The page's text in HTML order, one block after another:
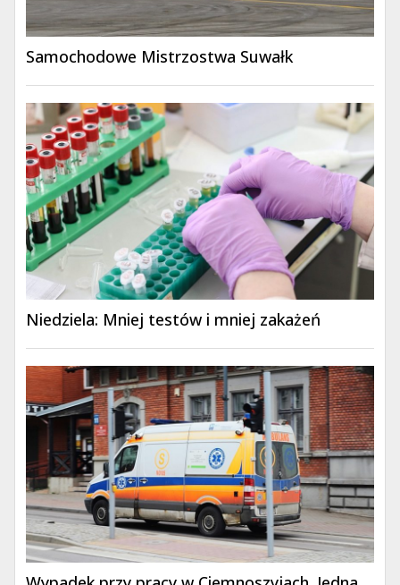
Samochodowe Mistrzostwa Suwałk
Niedziela: Mniej testów i mniej zakażeń